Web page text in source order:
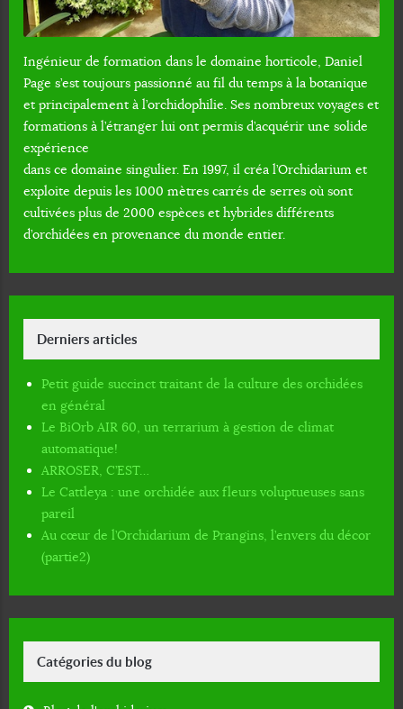
Ingénieur de formation dans le domaine horticole, Daniel
Page s’est toujours passionné au fil du temps à la botanique
et principalement à l’orchidophilie. Ses nombreux voyages et
formations à l’étranger lui ont permis d’acquérir une solide
expérience
dans ce domaine singulier. En 1997, il créa l’Orchidarium et
exploite depuis les 1000 mètres carrés de serres où sont
cultivées plus de 2000 espèces et hybrides différents
d’orchidées en provenance du monde entier.
Derniers articles
Petit guide succinct traitant de la culture des orchidées
en général
Le BiOrb AIR 60, un terrarium à gestion de climat
automatique!
ARROSER, C’EST…
Le Cattleya : une orchidée aux fleurs voluptueuses sans
pareil
Au cœur de l’Orchidarium de Prangins, l’envers du décor
(partie2)
Catégories du blog